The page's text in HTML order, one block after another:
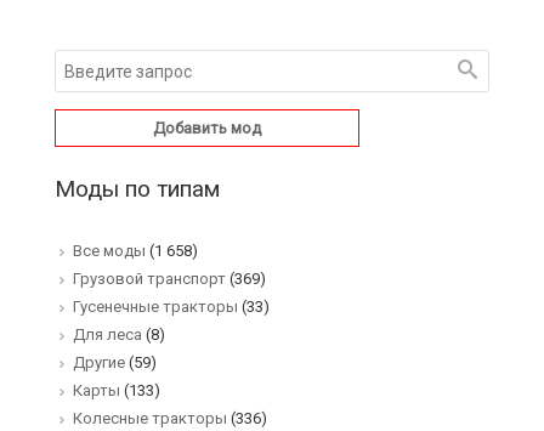
Добавить мод
Моды по типам
Все моды (1 658)
Грузовой транспорт (369)
Гусенечные тракторы (33)
Для леса (8)
Другие (59)
Карты (133)
Колесные тракторы (336)